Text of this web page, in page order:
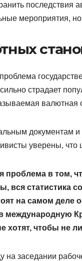
последствия
мероприятия,
страдает
валютная
документам и
уверены,
проблема в том,
вся статистика
на самом деле
международную
хотят, чтобы не
на заседании